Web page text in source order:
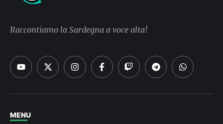
Raccontiamo la Sardegna a voce alta!
MENU